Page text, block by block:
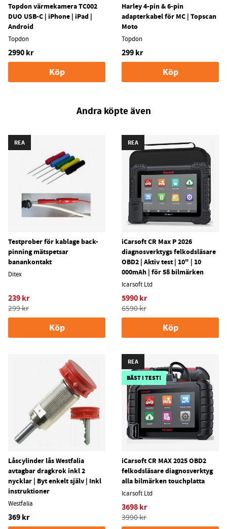
Topdon värmekamera TC002
DUO USB-C | iPhone | iPad |
Android
Topdon
2990 kr
Köp
Harley 4-pin & 6-pin
adapterkabel för MC | Topscan
Moto
Topdon
299 kr
Köp
Andra köpte även
REA
Testprober för kablage back-
pinning mätspetsar
banankontakt
Ditex
239 kr
299 kr
Köp
REA
iCarsoft CR Max P 2026
diagnosverktygs felkodsläsare
OBD2 | Aktiv test | 10" | 10
000mAh | för 58 bilmärken
Icarsoft Ltd
5990 kr
6590 kr
Köp
Låscylinder lås Westfalia
avtagbar dragkrok inkl 2
nycklar | Byt enkelt själv | Inkl
instruktioner
Westfalia
369 kr
REA
BÄST I TEST!
iCarsoft CR MAX 2025 OBD2
felkodsläsare diagnosverktyg
alla bilmärken touchplatta
Icarsoft Ltd
3698 kr
3990 kr